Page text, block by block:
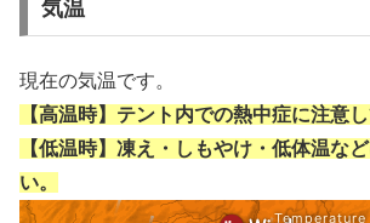
気温
現在の気温です。
【高温時】テント内での熱中症に注意
【低温時】凍え・しもやけ・低体温な
い。